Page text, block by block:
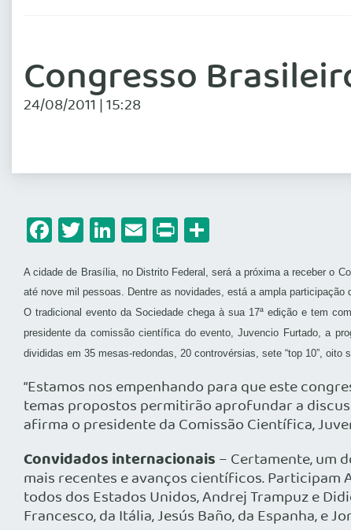
Congresso
24/08/2011 | 15:28
Facebook
Twitter
LinkedIn
Email
Print
A cidade de Brasília, no Distrito Federal, será a próxima a receber o
até nove mil pessoas. Dentre as novidades, está a ampla
O tradicional evento da Sociedade chega à sua 17ª edição e tem
presidente da comissão científica do evento, Juvencio Furtado, a
divididas em 35 mesas-redondas, 20 controvérsias, sete “top 10”,
“Estamos nos empenhando para que este
temas propostos permitirão aprofundar a
afirma o presidente da Comissão Científica,
Convidados internacionais – Certamente, um
mais recentes e avanços científicos. Participam
todos dos Estados Unidos, Andrej Trampuz e
Francesco, da Itália, Jesús Baño, da Espanha, e